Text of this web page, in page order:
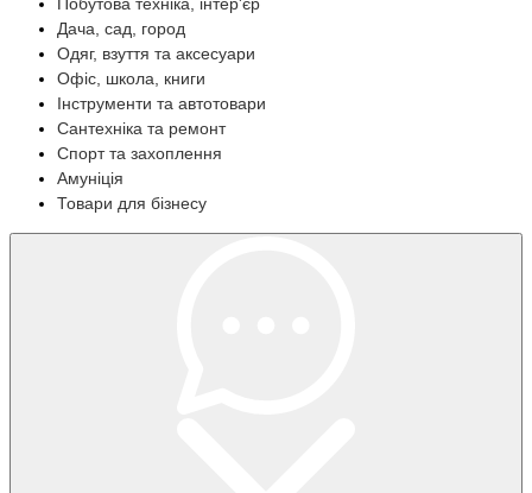
Дача, сад, город
Одяг, взуття та аксесуари
Офіс, школа, книги
Інструменти та автотовари
Сантехніка та ремонт
Спорт та захоплення
Амуніція
Товари для бізнесу